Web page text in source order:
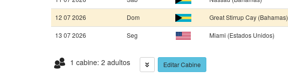
12 07 2026 Dom Great Stirrup Cay (Bahamas)
13 07 2026 Seg Miami (Estados Unidos)
1 cabine: 2 adultos Editar Cabine